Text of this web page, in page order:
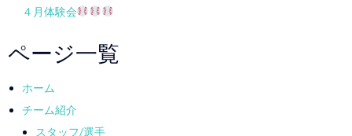
４月体験会
ページ一覧
ホーム
チーム紹介
スタッフ/選手